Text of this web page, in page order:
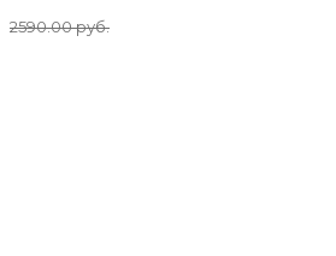
2590.00 руб.